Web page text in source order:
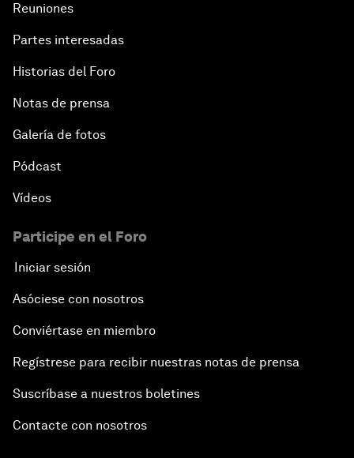
Reuniones
Partes interesadas
Historias del Foro
Notas de prensa
Galería de fotos
Pódcast
Vídeos
Participe en el Foro
Iniciar sesión
Asóciese con nosotros
Conviértase en miembro
Regístrese para recibir nuestras notas de prensa
Suscríbase a nuestros boletines
Contacte con nosotros